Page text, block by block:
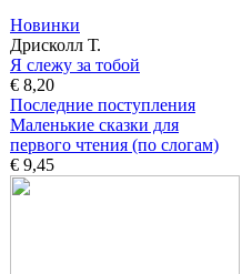
Новинки
Дрисколл Т.
Я слежу за тобой
€ 8,20
Последние поступления
Маленькие сказки для
первого чтения (по слогам)
€ 9,45